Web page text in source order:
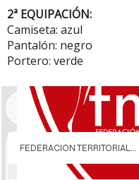
2ª EQUIPACIÓN:
Camiseta: azul
Pantalón: negro
Portero: verde